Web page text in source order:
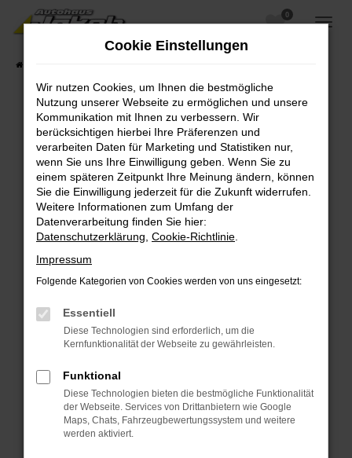
Zum
Hauptinhalt
0
Fehler: Network Error
Beim Laden ist ein Fehler aufgetreten.
Hier sind ein paar Tipps, die dir helfen können:
Überprüfe deine Firewall und deine
Internetverbindung.
Laden andere Webseiten, zum Beispiel deine
Suchmaschine?
Prüfe deine Browsererweiterungen.
Manche Erweiterungen, wie Werbeblocker,
können das Laden bestimmter Seiten
verhindern. Funktioniert die Seite in einem
Fenster?
Starte dein Gerät neu.
Das kann manchmal helfen, vorübergehende
Probleme zu beheben.
Cookie Einstellungen
Wir nutzen Cookies, um Ihnen die bestmögliche
Nutzung unserer Webseite zu ermöglichen und unsere
Kommunikation mit Ihnen zu verbessern. Wir
berücksichtigen hierbei Ihre Präferenzen und
verarbeiten Daten für Marketing und Statistiken nur,
wenn Sie uns Ihre Einwilligung geben. Wenn Sie zu
einem späteren Zeitpunkt Ihre Meinung ändern, können
Sie die Einwilligung jederzeit für die Zukunft widerrufen.
Weitere Informationen zum Umfang der
Datenverarbeitung finden Sie hier:
Datenschutzerklärung Cookie-Richtlinie
Impressum
Folgende Kategorien von Cookies werden von uns eingesetzt:
Essentiell
Diese Technologien sind erforderlich, um die
Kernfunktionalität der Webseite zu gewährleisten.
Funktional
Diese Technologien bieten die bestmögliche Funktionalität
der Webseite. Services von Drittanbietern wie Google
Maps, Chats, Fahrzeugbewertungssystem und weitere
werden aktiviert.